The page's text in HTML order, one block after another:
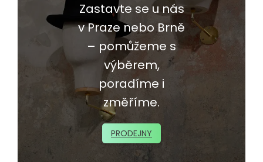
Zastavte se u nás
v Praze nebo Brně
– pomůžeme s
výběrem,
poradíme i
změříme.
PRODEJNY